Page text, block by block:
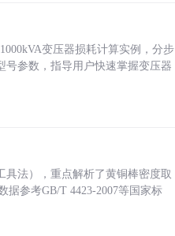
变压器损耗计算实例，分步
号参数，指导用户快速掌握变压器
法），重点解析了黄铜棒密度取
据参考GB/T 4423-2007等国家标